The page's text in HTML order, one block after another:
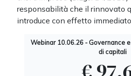
responsabilità che il rinnovato
introduce con effetto
Webinar 10.06.26 - Governance
di capitali